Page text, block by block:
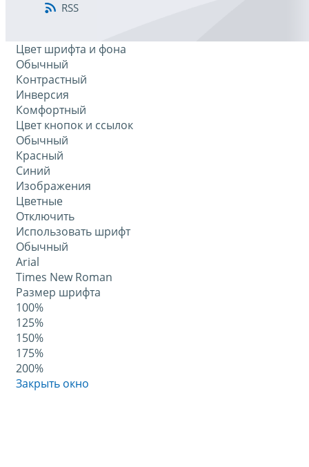
RSS
Цвет шрифта и фона
Обычный
Контрастный
Инверсия
Комфортный
Цвет кнопок и ссылок
Обычный
Красный
Синий
Изображения
Цветные
Отключить
Использовать шрифт
Обычный
Arial
Times New Roman
Размер шрифта
100%
125%
150%
175%
200%
Закрыть окно